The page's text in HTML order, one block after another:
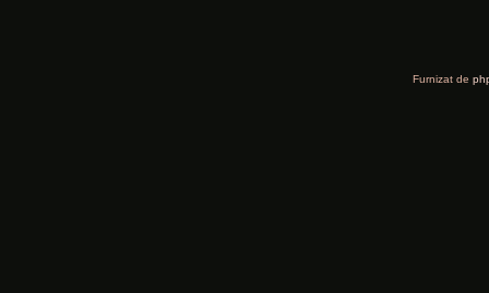
Furnizat de